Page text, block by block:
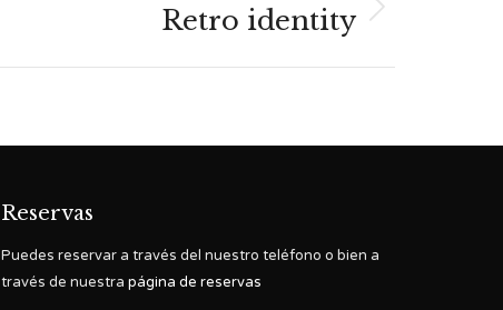
Retro identity
Reservas
Puedes reservar a través del nuestro teléfono o bien a
través de nuestra página de reservas